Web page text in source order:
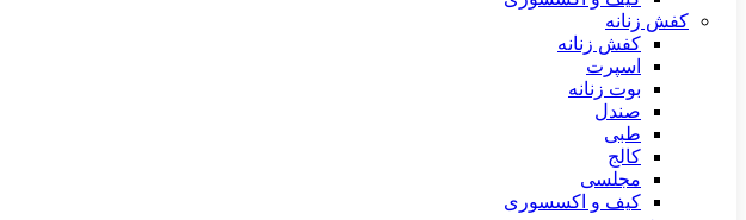
کفش زنانه
کفش زنانه
اسپرت
بوت زنانه
صندل
طبی
کالج
مجلسی
کیف و اکسسوری